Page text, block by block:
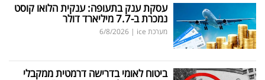
עסקת ענק בתעופה: ענקית הלואו קוסט
נמכרת ב-7.7 מיליארד דולר
מערכת ice |
6/8/2026
ביטוח לאומי בדרישה דרמטית ממקבלי